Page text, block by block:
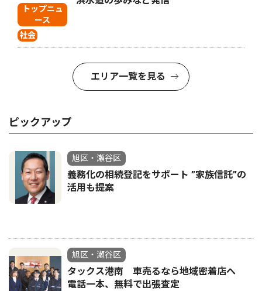
トップニュ
ース
社会
エリア一覧を見る
ピックアップ
旭区・瀬谷区
義務化の相続登記をサポート ”家族信託”の
活用も提案
旭区・瀬谷区
タックス港南 車売るなら地域密着店へ
電話一本、無料で出張査定